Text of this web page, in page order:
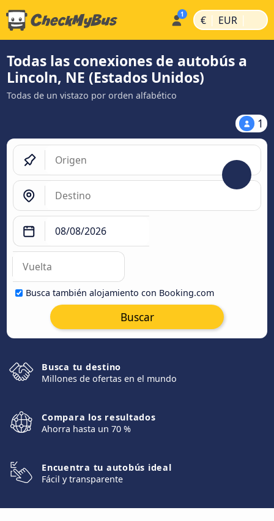
€ | EUR |
Todas las conexiones de autobús a
Lincoln, NE (Estados Unidos)
Todas de un vistazo por orden alfabético
1
Busca también alojamiento con Booking.com
Buscar
Busca tu destino
Millones de ofertas en el mundo
Compara los resultados
Ahorra hasta un 70 %
Encuentra tu autobús ideal
Fácil y transparente